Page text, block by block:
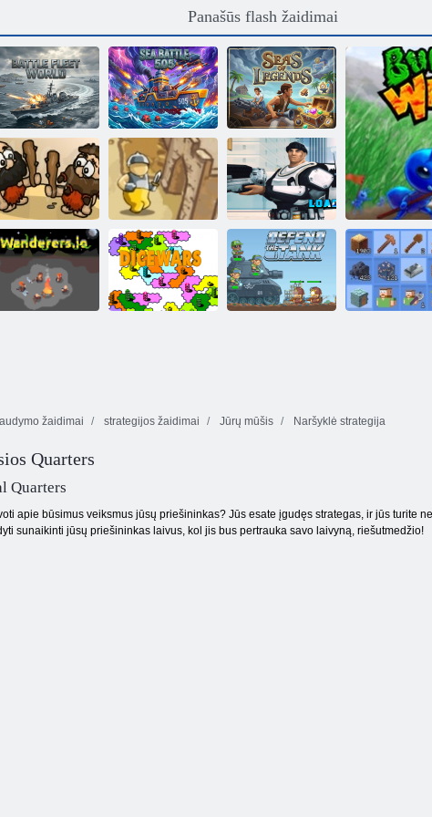
Panašūs flash žaidimai
Mūšio laivyno
pasaulis
Jūros mūšis 505 Legendų jūros
Nuostabus
užkariavimas
Apsauga
Crusader
Mad Combat
jūrų pėstininkai
žaidimai strategijos žaidimai Jūrų mūšis Naršyklė strategija
Quarters
Quarters
apie būsimus veiksmus jūsų priešininkas? Jūs esate įgudęs strategas, ir jūs turite
sunaikinti jūsų priešininkas laivus, kol jis bus pertrauka savo laivyną, riešutmedžio!